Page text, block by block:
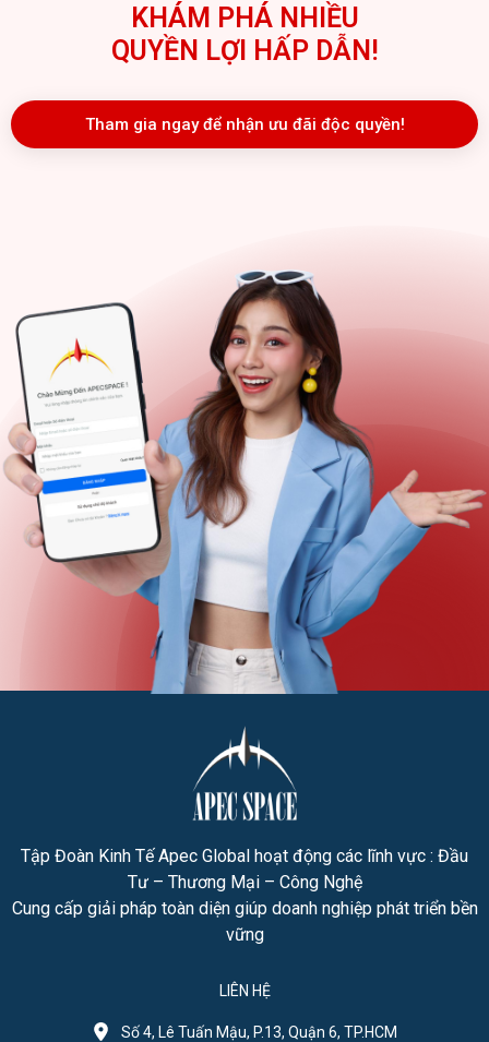
KHÁM PHÁ NHIỀU
QUYỀN LỢI HẤP DẪN!
Tham gia ngay để nhận ưu đãi độc quyền!
Tập Đoàn Kinh Tế Apec Global hoạt động các lĩnh vực : Đầu
Tư – Thương Mại – Công Nghệ
Cung cấp giải pháp toàn diện giúp doanh nghiệp phát triển bền
vững
LIÊN HỆ
Số 4, Lê Tuấn Mậu, P.13, Quận 6, TP.HCM